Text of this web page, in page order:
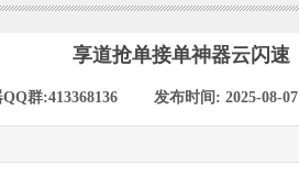
享道抢单接单神器云闪速
群:413368136 发布时间: 2025-08-07